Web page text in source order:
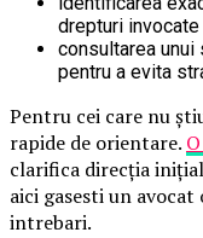
drepturi
consultarea
pentru a evita
Pentru cei care nu
rapide de orientare.
clarifica direcția
aici gasesti un
intrebari.